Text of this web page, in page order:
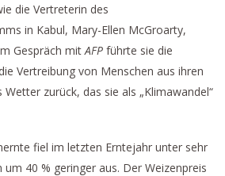
die Vertreterin des
in Kabul, Mary-Ellen McGroarty,
Gespräch mitAFP führte sie die
Vertreibung von Menschen aus ihren
zurück, das sie als „Klimawandel“
fiel im letzten Erntejahr unter sehr
40 % geringer aus. Der Weizenpreis